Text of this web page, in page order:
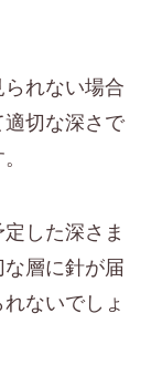
れない場合
適切な深さで
した深さま
層に針が届
ないでしょ